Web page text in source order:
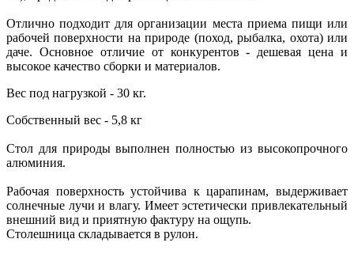
Отлично подходит для организации места приема пищи или
рабочей поверхности на природе (поход, рыбалка, охота) или
даче. Основное отличие от конкурентов - дешевая цена и
высокое качество сборки и материалов.
Вес под нагрузкой - 30 кг.
Собственный вес - 5,8 кг
Стол для природы выполнен полностью из высокопрочного
алюминия.
Рабочая поверхность устойчива к царапинам, выдерживает
солнечные лучи и влагу. Имеет эстетически привлекательный
внешний вид и приятную фактуру на ощупь.
Столешница складывается в рулон.